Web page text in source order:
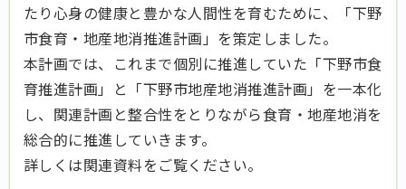
たり心身の健康と豊かな人間性を育むために、「下野
市食育・地産地消推進計画」を策定しました。
本計画では、これまで個別に推進していた「下野市食
育推進計画」と「下野市地産地消推進計画」を一本化
し、関連計画と整合性をとりながら食育・地産地消を
総合的に推進していきます。
詳しくは関連資料をご覧ください。